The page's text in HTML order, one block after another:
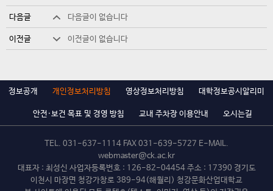
다음글 다음글이 없습니다
이전글 이전글이 없습니다
정보공개 개인정보처리방침 영상정보처리방침 대학정보공시알리미
안전·보건 목표 및 경영 방침 교내 주차장 이용안내 오시는길
TEL. 031-637-1114 FAX 031-639-5727 E-MAIL.
webmaster@ck.ac.kr
대표자 : 최성신 사업자등록번호 : 126-82-04454 주소 : 17390 경기도
이천시 마장면 청강가창로 389-94(해월리) 청강문화산업대학교